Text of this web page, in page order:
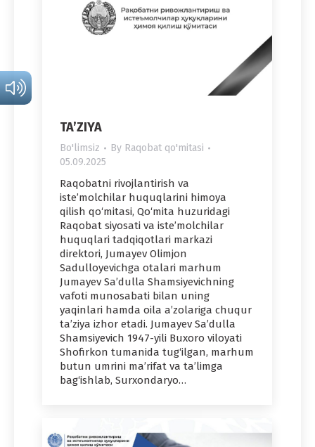
TA’ZIYA
Bo'limsiz By Raqobat qo'mitasi
05.09.2025
Raqobatni rivojlantirish va
iste’molchilar huquqlarini himoya
qilish qo‘mitasi, Qo‘mita huzuridagi
Raqobat siyosati va iste’molchilar
huquqlari tadqiqotlari markazi
direktori, Jumayev Olimjon
Sadulloyevichga otalari marhum
Jumayev Sa’dulla Shamsiyevichning
vafoti munosabati bilan uning
yaqinlari hamda oila a’zolariga chuqur
ta’ziya izhor etadi. Jumayev Sa’dulla
Shamsiyevich 1947-yili Buxoro viloyati
Shofirkon tumanida tug‘ilgan, marhum
butun umrini ma’rifat va ta’limga
bag‘ishlab, Surxondaryo…